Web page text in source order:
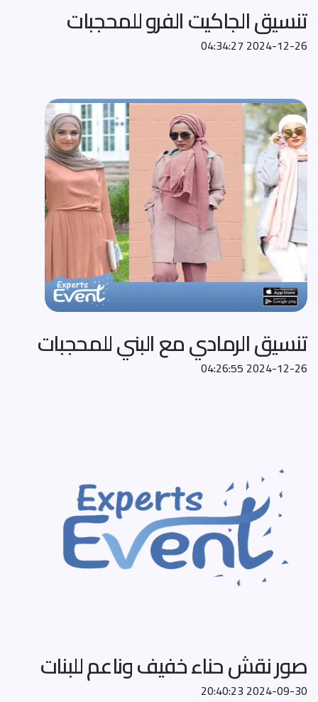
تنسيق الجاكيت الفرو للمحجبات
2024-12-26 04:34:27
تنسيق الرمادي مع البني للمحجبات
2024-12-26 04:26:55
صور نقش حناء خفيف وناعم للبنات
2024-09-30 20:40:23